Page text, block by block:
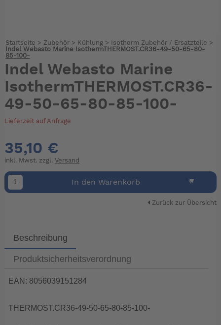
Startseite > Zubehör> Kühlung> Isotherm Zubehör / Ersatzteile >
Indel Webasto Marine IsothermTHERMOST.CR36-49-50-65-80-
85-100-
Indel Webasto Marine
IsothermTHERMOST.CR36-
49-50-65-80-85-100-
Lieferzeit auf Anfrage
35,10 €
inkl. Mwst. zzgl. Versand
In den Warenkorb
Zurück zur Übersicht
Beschreibung
Produktsicherheitsverordnung
EAN: 8056039151284
THERMOST.CR36-49-50-65-80-85-100-